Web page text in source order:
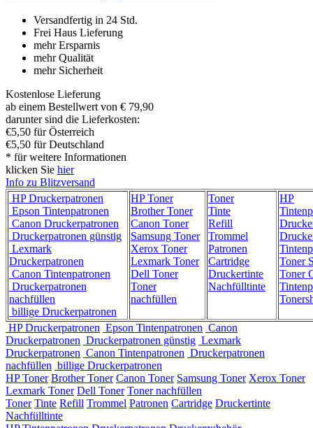
Versandfertig in 24 Std.
Frei Haus Lieferung
mehr Ersparnis
mehr Qualität
mehr Sicherheit
Kostenlose Lieferung
ab einem Bestellwert von € 79,90
darunter sind die Lieferkosten:
€5,50 für Österreich
€5,50 für Deutschland
* für weitere Informationen
klicken Sie hier
Info zu Blitzversand
HP Druckerpatronen
Epson Tintenpatronen
Canon Druckerpatronen
Druckerpatronen günstig
Lexmark
Druckerpatronen
Canon Tintenpatronen
Druckerpatronen
nachfüllen
billige Druckerpatronen
HP Toner
Brother Toner
Canon Toner
Samsung Toner
Xerox Toner
Lexmark Toner
Dell Toner
Toner
nachfüllen
Toner
Tinte
Refill
Trommel
Patronen
Cartridge
Druckertinte
Nachfülltinte
HP
Toner
Toner
HP Druckerpatronen Epson Tintenpatronen Canon
Druckerpatronen Druckerpatronen günstig Lexmark
Druckerpatronen Canon Tintenpatronen Druckerpatronen
nachfüllen billige Druckerpatronen
HP Toner Brother Toner Canon Toner Samsung Toner Xerox Toner
Lexmark Toner Dell Toner Toner nachfüllen
Toner Tinte Refill Trommel Patronen Cartridge Druckertinte
Nachfülltinte